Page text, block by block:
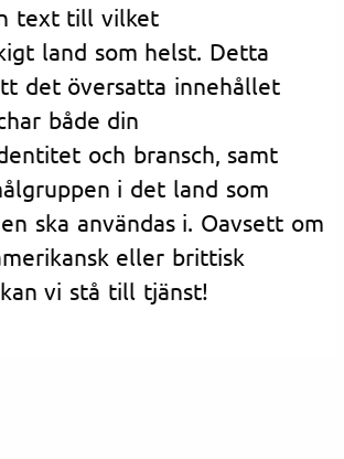
text till vilket
land som helst. Detta
det översatta innehållet
både din
och bransch, samt
i det land som
ska användas i. Oavsett om
eller brittisk
vi stå till tjänst!